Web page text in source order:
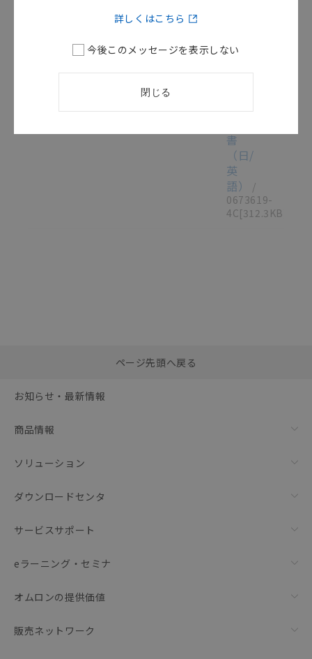
ッ
取
説
書
（日/
英
語）
/
0673619-
4C[312.3KB]
括ダウンロード
ページ先頭へ戻る
お知らせ・最新情報
商品情報
ソリューション
ダウンロードセンタ
サービスサポート
eラーニング・セミナ
オムロンの提供価値
販売ネットワーク
詳しくはこちら
今後このメッセージを表示しない
閉じる